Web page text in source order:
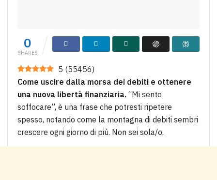
0
SHARES
5 (55456)
Come uscire dalla morsa dei debiti e ottenere
una nuova libertà finanziaria. “Mi sento
soffocare”, è una frase che potresti ripetere
spesso, notando come la montagna di debiti sembri
crescere ogni giorno di più. Non sei sola/o.